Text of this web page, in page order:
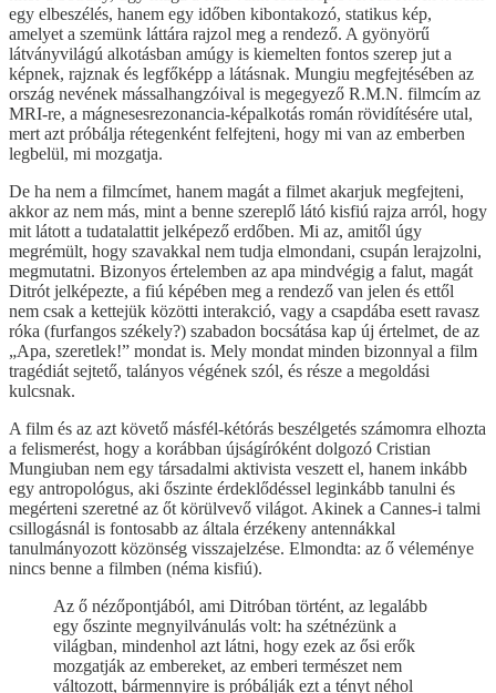
egy elbeszélés, hanem egy időben kibontakozó, statikus kép,
amelyet a szemünk láttára rajzol meg a rendező. A gyönyörű
látványvilágú alkotásban amúgy is kiemelten fontos szerep jut a
képnek, rajznak és legfőképp a látásnak. Mungiu megfejtésében az
ország nevének mássalhangzóival is megegyező R.M.N. filmcím az
MRI-re, a mágnesesrezonancia-képalkotás román rövidítésére utal,
mert azt próbálja rétegenként felfejteni, hogy mi van az emberben
legbelül, mi mozgatja.
De ha nem a filmcímet, hanem magát a filmet akarjuk megfejteni,
akkor az nem más, mint a benne szereplő látó kisfiú rajza arról, hogy
mit látott a tudatalattit jelképező erdőben. Mi az, amitől úgy
megrémült, hogy szavakkal nem tudja elmondani, csupán lerajzolni,
megmutatni. Bizonyos értelemben az apa mindvégig a falut, magát
Ditrót jelképezte, a fiú képében meg a rendező van jelen és ettől
nem csak a kettejük közötti interakció, vagy a csapdába esett ravasz
róka (furfangos székely?) szabadon bocsátása kap új értelmet, de az
„Apa, szeretlek!” mondat is. Mely mondat minden bizonnyal a film
tragédiát sejtető, talányos végének szól, és része a megoldási
kulcsnak.
A film és az azt követő másfél-kétórás beszélgetés számomra elhozta
a felismerést, hogy a korábban újságíróként dolgozó Cristian
Mungiuban nem egy társadalmi aktivista veszett el, hanem inkább
egy antropológus, aki őszinte érdeklődéssel leginkább tanulni és
megérteni szeretné az őt körülvevő világot. Akinek a Cannes-i talmi
csillogásnál is fontosabb az általa érzékeny antennákkal
tanulmányozott közönség visszajelzése. Elmondta: az ő véleménye
nincs benne a filmben (néma kisfiú).
Az ő nézőpontjából, ami Ditróban történt, az legalább
egy őszinte megnyilvánulás volt: ha szétnézünk a
világban, mindenhol azt látni, hogy ezek az ősi erők
mozgatják az embereket, az emberi természet nem
változott, bármennyire is próbálják ezt a tényt néhol